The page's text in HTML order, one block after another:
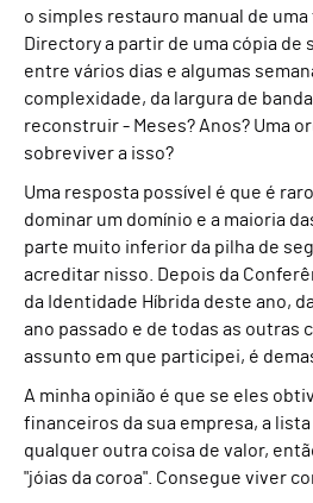
o simples restauro manual de
Directory a partir de uma cópia de
entre vários dias e algumas
complexidade, da largura de
reconstruir - Meses? Anos? Uma
sobreviver a isso?
Uma resposta possível é que é
dominar um domínio e a maioria
parte muito inferior da pilha de
acreditar nisso. Depois da
da Identidade Híbrida deste ano,
ano passado e de todas as outras
assunto em que participei, é
A minha opinião é que se eles
financeiros da sua empresa, a
qualquer outra coisa de valor,
"jóias da coroa". Consegue viver